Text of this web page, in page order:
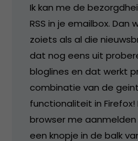
Ik kan me de
RSS in je emailbox.
zoiets als al die
dat nog eens uit
bloglines en dat werkt
combinatie van de
functionaliteit in Firefox!
browser me
een knopje in de balk